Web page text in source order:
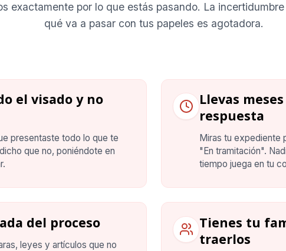
exactamente por lo que estás pasando. La
qué va a pasar con tus papeles es agotadora.
el visado y no
presentaste todo lo que te
que no, poniéndote en
Llevas
respuesta
Miras tu expediente
"En tramitación".
tiempo juega en tu
del proceso
leyes y artículos que no
Tienes tu
traerlos